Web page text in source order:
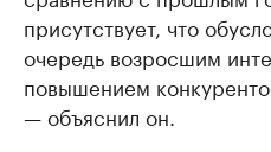
присутствует, что
очередь возросшим
повышением
— объяснил он.